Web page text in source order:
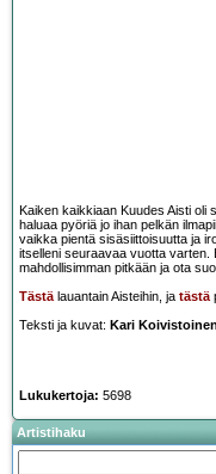
Kaiken kaikkiaan Kuudes Aisti
haluaa pyöriä jo ihan pelkän
vaikka pientä sisäsiittoisuutta ja
itselleni seuraavaa vuotta varten.
mahdollisimman pitkään ja ota
Tästälauantain Aisteihin, ja tästä
Teksti ja kuvat: Kari Koivistoinen
Lukukertoja: 5698
Artistihaku